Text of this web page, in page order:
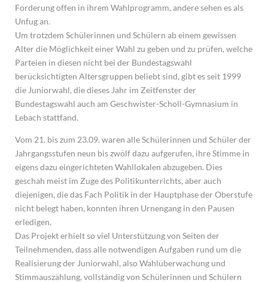
Forderung offen in ihrem Wahlprogramm, andere sehen es als
Unfug an.
Um trotzdem Schülerinnen und Schülern ab einem gewissen
Alter die Möglichkeit einer Wahl zu geben und zu prüfen, welche
Parteien in diesen nicht bei der Bundestagswahl
berücksichtigten Altersgruppen beliebt sind, gibt es seit 1999
die Juniorwahl, die dieses Jahr im Zeitfenster der
Bundestagswahl auch am Geschwister-Scholl-Gymnasium in
Lebach stattfand.
Vom 21. bis zum 23.09. waren alle Schülerinnen und Schüler der
Jahrgangsstufen neun bis zwölf dazu aufgerufen, ihre Stimme in
eigens dazu eingerichteten Wahllokalen abzugeben. Dies
geschah meist im Zuge des Politikunterrichts, aber auch
diejenigen, die das Fach Politik in der Hauptphase der Oberstufe
nicht belegt haben, konnten ihren Urnengang in den Pausen
erledigen.
Das Projekt erhielt so viel Unterstützung von Seiten der
Teilnehmenden, dass alle notwendigen Aufgaben rund um die
Realisierung der Juniorwahl, also Wahlüberwachung und
Stimmauszählung, vollständig von Schülerinnen und Schülern